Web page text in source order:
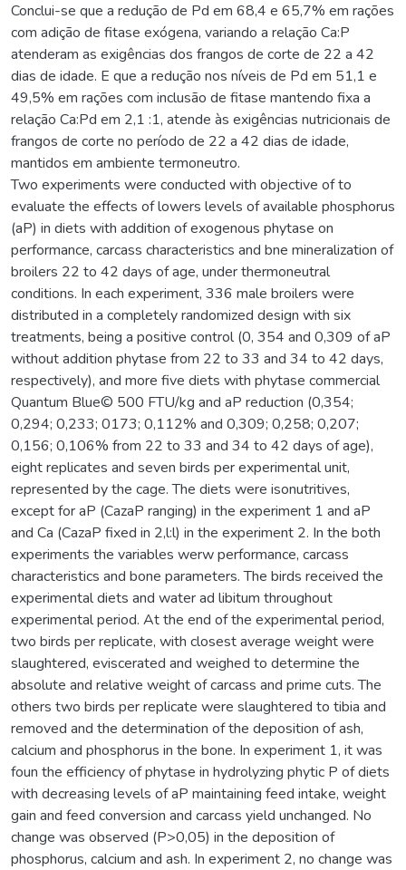
Conclui-se que a redução de Pd em 68,4 e 65,7% em rações
com adição de fitase exógena, variando a relação Ca:P
atenderam as exigências dos frangos de corte de 22 a 42
dias de idade. E que a redução nos níveis de Pd em 51,1 e
49,5% em rações com inclusão de fitase mantendo fixa a
relação Ca:Pd em 2,1 :1, atende às exigências nutricionais de
frangos de corte no período de 22 a 42 dias de idade,
mantidos em ambiente termoneutro.
Two experiments were conducted with objective of to
evaluate the effects of lowers levels of available phosphorus
(aP) in diets with addition of exogenous phytase on
performance, carcass characteristics and bne mineralization of
broilers 22 to 42 days of age, under thermoneutral
conditions. In each experiment, 336 male broilers were
distributed in a completely randomized design with six
treatments, being a positive control (0, 354 and 0,309 of aP
without addition phytase from 22 to 33 and 34 to 42 days,
respectively), and more five diets with phytase commercial
Quantum Blue© 500 FTU/kg and aP reduction (0,354;
0,294; 0,233; 0173; 0,112% and 0,309; 0,258; 0,207;
0,156; 0,106% from 22 to 33 and 34 to 42 days of age),
eight replicates and seven birds per experimental unit,
represented by the cage. The diets were isonutritives,
except for aP (CazaP ranging) in the experiment 1 and aP
and Ca (CazaP fixed in 2,l:l) in the experiment 2. In the both
experiments the variables werw performance, carcass
characteristics and bone parameters. The birds received the
experimental diets and water ad libitum throughout
experimental period. At the end of the experimental period,
two birds per replicate, with closest average weight were
slaughtered, eviscerated and weighed to determine the
absolute and relative weight of carcass and prime cuts. The
others two birds per replicate were slaughtered to tibia and
removed and the determination of the deposition of ash,
calcium and phosphorus in the bone. In experiment 1, it was
foun the efficiency of phytase in hydrolyzing phytic P of diets
with decreasing levels of aP maintaining feed intake, weight
gain and feed conversion and carcass yield unchanged. No
change was observed (P>0,05) in the deposition of
phosphorus, calcium and ash. In experiment 2, no change was